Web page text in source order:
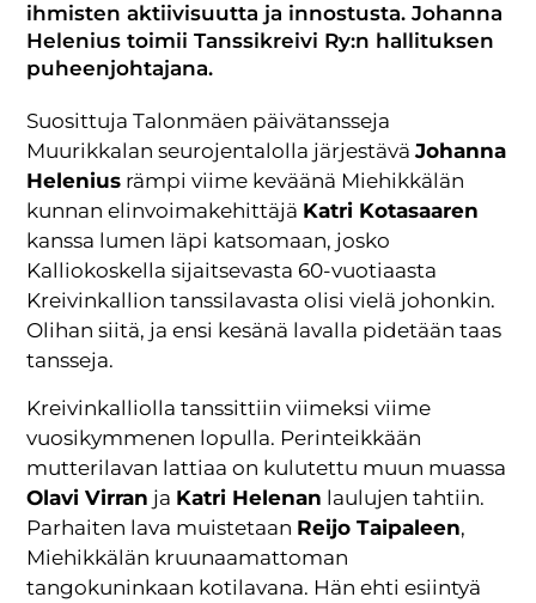
ihmisten aktiivisuutta ja innostusta. Johanna
Helenius toimii Tanssikreivi Ry:n hallituksen
puheenjohtajana.
Suosittuja Talonmäen päivätansseja
Muurikkalan seurojentalolla järjestäväJohanna
Helenius rämpi viime keväänä Miehikkälän
kunnan elinvoimakehittäjä Katri Kotasaaren
kanssa lumen läpi katsomaan, josko
Kalliokoskella sijaitsevasta 60-vuotiaasta
Kreivinkallion tanssilavasta olisi vielä johonkin.
Olihan siitä, ja ensi kesänä lavalla pidetään taas
tansseja.
Kreivinkalliolla tanssittiin viimeksi viime
vuosikymmenen lopulla. Perinteikkään
mutterilavan lattiaa on kulutettu muun muassa
Olavi Virran ja Katri Helenan laulujen tahtiin.
Parhaiten lava muistetaan Reijo Taipaleen,
Miehikkälän kruunaamattoman
tangokuninkaan kotilavana. Hän ehti esiintyä